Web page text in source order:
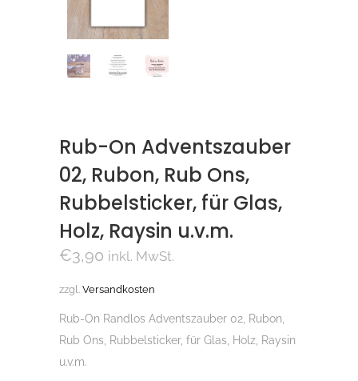
Rub-On Adventszauber
02, Rubon, Rub Ons,
Rubbelsticker, für Glas,
Holz, Raysin u.v.m.
€3,90 inkl. MwSt.
zzgl. Versandkosten
Rub-On Randlos Adventszauber 02, Rubon,
Rub Ons, Rubbelsticker, für Glas, Holz, Raysin
u.v.m.